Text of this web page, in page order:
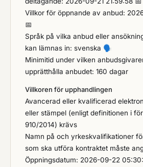
Villkor för öppnande av anbud:
📅
Språk på vilka anbud eller
kan lämnas in: svenska 🗣️
Minimitid under vilken
upprätthålla anbudet: 160 dagar
Villkoren för upphandlingen
Avancerad eller kvalificerad
eller stämpel (enligt definitionen i
910/2014) krävs
Namn på och yrkeskvalifikationer
som ska utföra kontraktet måste
Öppningsdatum: 2026-09-22